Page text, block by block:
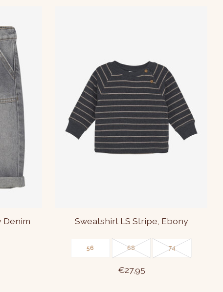
Denim Sweatshirt LS Stripe, Ebony
56 68 74
€27,95